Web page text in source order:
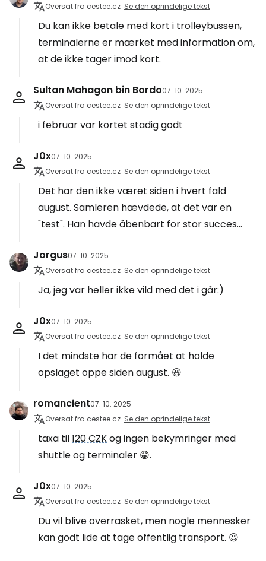
Oversat fra cestee.cz Se den oprindelige tekst
Du kan ikke betale med kort i trolleybussen,
terminalerne er mærket med information om,
at de ikke tager imod kort.
Sultan Mahagon bin Bordo07. 10. 2025
Oversat fra cestee.cz Se den oprindelige tekst
i februar var kortet stadig godt
J0x07. 10. 2025
Oversat fra cestee.cz Se den oprindelige tekst
Det har den ikke været siden i hvert fald
august. Samleren hævdede, at det var en
"test". Han havde åbenbart for stor succes...
Jorgus07. 10. 2025
Oversat fra cestee.cz Se den oprindelige tekst
Ja, jeg var heller ikke vild med det i går:)
J0x07. 10. 2025
Oversat fra cestee.cz Se den oprindelige tekst
I det mindste har de formået at holde
opslaget oppe siden august. 😆
romancient07. 10. 2025
Oversat fra cestee.cz Se den oprindelige tekst
taxa til120 CZKog ingen bekymringer med
shuttle og terminaler 😁.
J0x07. 10. 2025
Oversat fra cestee.cz Se den oprindelige tekst
Du vil blive overrasket, men nogle mennesker
kan godt lide at tage offentlig transport. 😉